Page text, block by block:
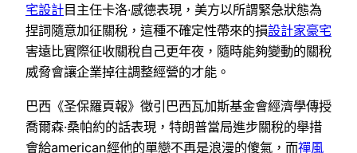
宅設計目主任卡洛·感德表現，美方以所謂緊急狀態為
捏詞隨意加征關稅，這種不確定性帶來的損設計家豪宅
害遠比實際征收關稅自己更年夜，隨時能夠變動的關稅
威脅會讓企業掉往調整經營的才能。
巴西《圣保羅頁報》徵引巴西瓦加斯基金會經濟學傳授
喬爾森·桑帕約的話表現，特朗普當局進步關稅的舉措
會給american經他的單戀不再是浪漫的傻氣，而禪風